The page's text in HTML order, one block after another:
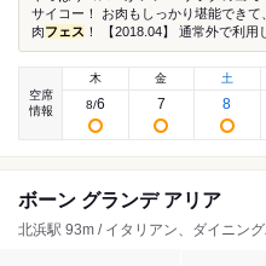
サイコー！ お肉もしっかり堪能できて
肉フェス ！ 【2018.04】 通常外で利用
空席
情報
木
8/6
金
7
土
8
ボーン グランデ アリア
北浜駅 93m / イタリアン、ダイニン